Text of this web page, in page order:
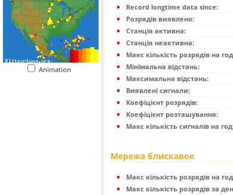
Animation
Record longtime data since:
Розрядів виявлено:
Станція активна:
Станція неактивна:
Макс кількість розрядів на
Мінімальна відстань:
Максимальна відстань:
Виявлені сигнали:
Коефіцієнт розрядів:
Коефіцієнт розташування:
Макс кількість сигналів на
Мережа блискавок
Макс кількість розрядів на
Макс кількість розрядів за